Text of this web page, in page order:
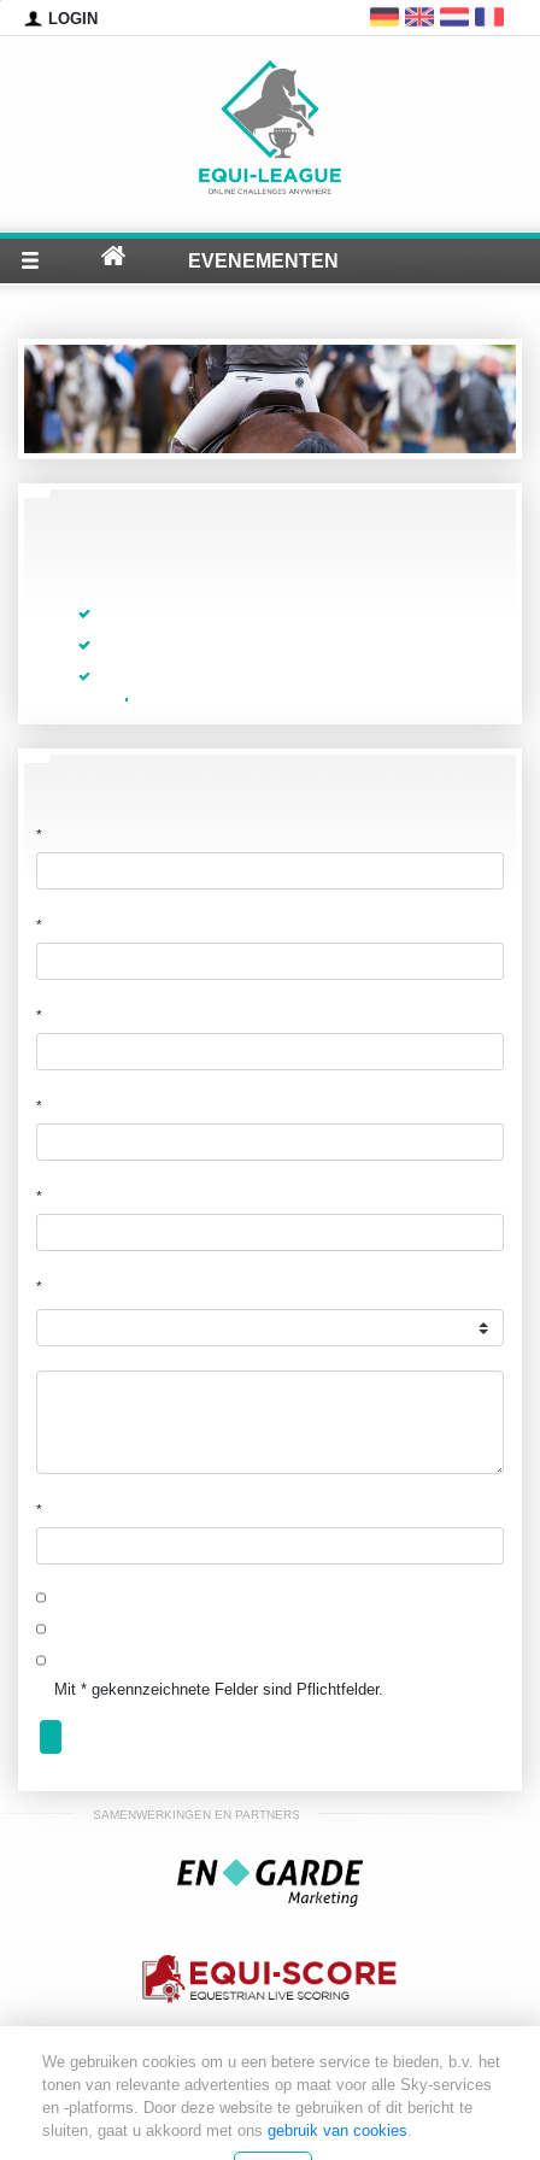
LOGIN
EVENEMENTEN
Mit * gekennzeichnete Felder sind Pflichtfelder.
SAMENWERKINGEN EN PARTNERS
equi-league. - Copyright 2026
GEBRUIKERS
OVEREENKOMST
COLOFON
PRIVACY
ALGEMENE VOORWAARDEN
We gebruiken cookies om u een betere service te bieden, b.v. het
tonen van relevante advertenties op maat voor alle Sky-services
en -platforms. Door deze website te gebruiken of dit bericht te
sluiten, gaat u akkoord met ons gebruik van cookies.